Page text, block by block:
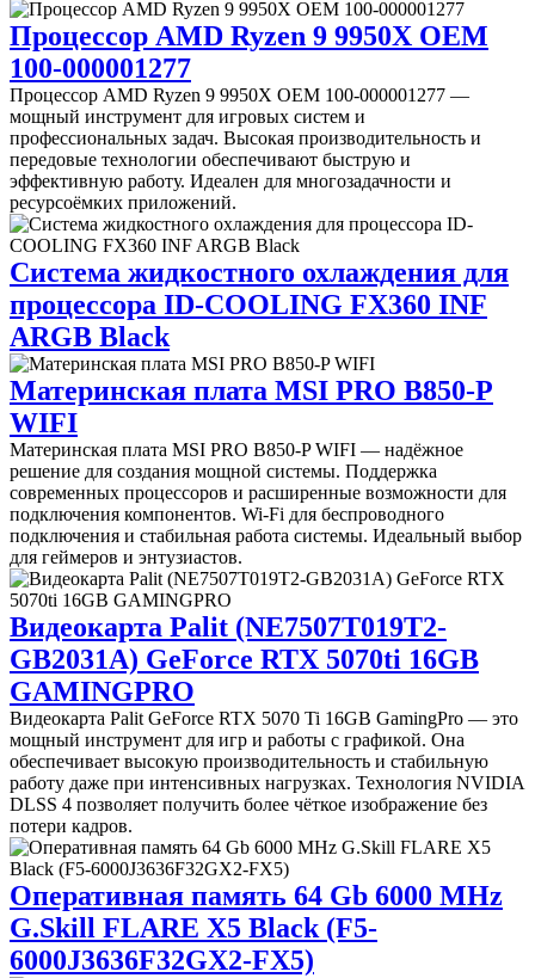
Процессор AMD Ryzen 9 9950X OEM
100-000001277
Процессор AMD Ryzen 9 9950X OEM 100-000001277 —
мощный инструмент для игровых систем и
профессиональных задач. Высокая производительность и
передовые технологии обеспечивают быструю и
эффективную работу. Идеален для многозадачности и
ресурсоёмких приложений.
Система жидкостного охлаждения для
процессора ID-COOLING FX360 INF
ARGB Black
Материнская плата MSI PRO B850-P
WIFI
Материнская плата MSI PRO B850-P WIFI — надёжное
решение для создания мощной системы. Поддержка
современных процессоров и расширенные возможности для
подключения компонентов. Wi-Fi для беспроводного
подключения и стабильная работа системы. Идеальный выбор
для геймеров и энтузиастов.
Видеокарта Palit (NE7507T019T2-
GB2031A) GeForce RTX 5070ti 16GB
GAMINGPRO
Видеокарта Palit GeForce RTX 5070 Ti 16GB GamingPro — это
мощный инструмент для игр и работы с графикой. Она
обеспечивает высокую производительность и стабильную
работу даже при интенсивных нагрузках. Технология NVIDIA
DLSS 4 позволяет получить более чёткое изображение без
потери кадров.
Оперативная память 64 Gb 6000 MHz
G.Skill FLARE X5 Black (F5-
6000J3636F32GX2-FX5)